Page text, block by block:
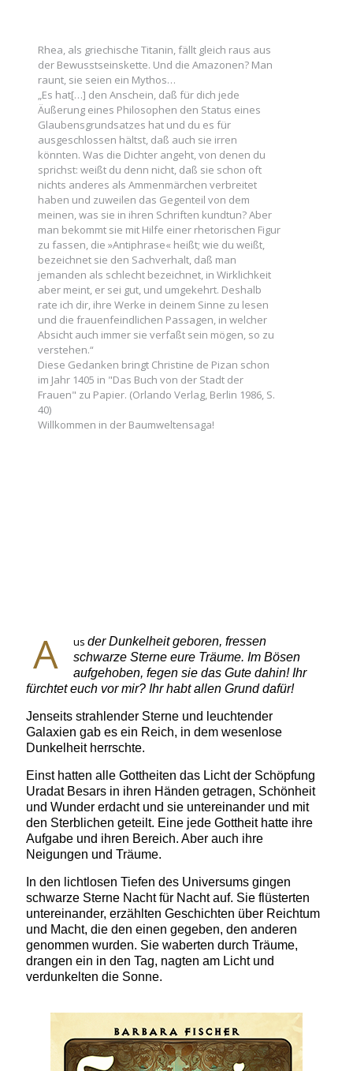
Rhea, als griechische Titanin, fällt gleich raus aus
der Bewusstseinskette. Und die Amazonen? Man
raunt, sie seien ein Mythos…
„Es hat[…] den Anschein, daß für dich jede
Äußerung eines Philosophen den Status eines
Glaubensgrundsatzes hat und du es für
ausgeschlossen hältst, daß auch sie irren
könnten. Was die Dichter angeht, von denen du
sprichst: weißt du denn nicht, daß sie schon oft
nichts anderes als Ammenmärchen verbreitet
haben und zuweilen das Gegenteil von dem
meinen, was sie in ihren Schriften kundtun? Aber
man bekommt sie mit Hilfe einer rhetorischen Figur
zu fassen, die »Antiphrase« heißt; wie du weißt,
bezeichnet sie den Sachverhalt, daß man
jemanden als schlecht bezeichnet, in Wirklichkeit
aber meint, er sei gut, und umgekehrt. Deshalb
rate ich dir, ihre Werke in deinem Sinne zu lesen
und die frauenfeindlichen Passagen, in welcher
Absicht auch immer sie verfaßt sein mögen, so zu
verstehen.“
Diese Gedanken bringt Christine de Pizan schon
im Jahr 1405 in "Das Buch von der Stadt der
Frauen" zu Papier. (Orlando Verlag, Berlin 1986, S.
40)
Willkommen in der Baumweltensaga!
A us der Dunkelheit geboren, fressen
schwarze Sterne eure Träume. Im Bösen
aufgehoben, fegen sie das Gute dahin! Ihr
fürchtet euch vor mir? Ihr habt allen Grund dafür!
Jenseits strahlender Sterne und leuchtender
Galaxien gab es ein Reich, in dem wesenlose
Dunkelheit herrschte.
Einst hatten alle Gottheiten das Licht der Schöpfung
Uradat Besars in ihren Händen getragen, Schönheit
und Wunder erdacht und sie untereinander und mit
den Sterblichen geteilt. Eine jede Gottheit hatte ihre
Aufgabe und ihren Bereich. Aber auch ihre
Neigungen und Träume.
In den lichtlosen Tiefen des Universums gingen
schwarze Sterne Nacht für Nacht auf. Sie flüsterten
untereinander, erzählten Geschichten über Reichtum
und Macht, die den einen gegeben, den anderen
genommen wurden. Sie waberten durch Träume,
drangen ein in den Tag, nagten am Licht und
verdunkelten die Sonne.